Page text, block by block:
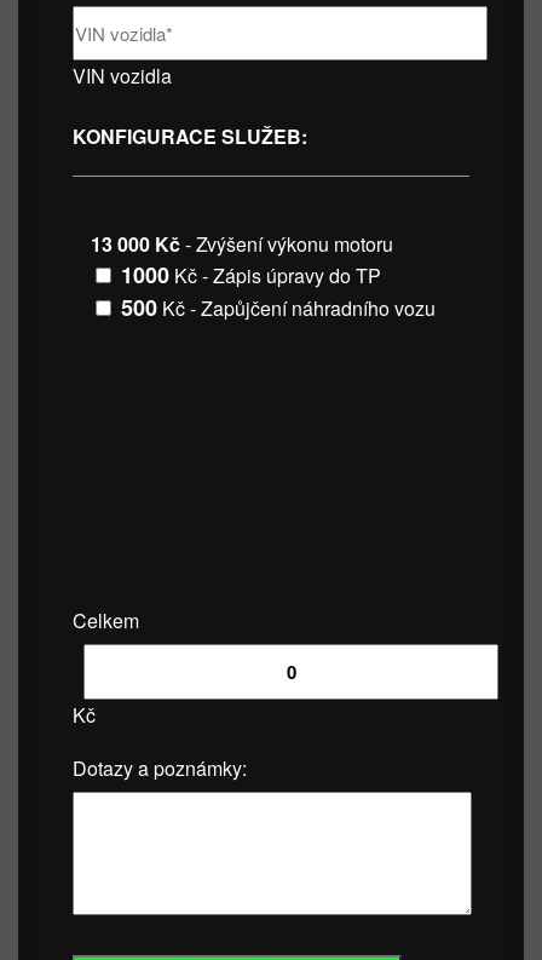
VIN vozidla
KONFIGURACE SLUŽEB:
13 000 Kč- Zvýšení výkonu motoru
1000 Kč - Zápis úpravy do TP
500 Kč - Zapůjčení náhradního vozu
Celkem
Kč
Dotazy a poznámky: